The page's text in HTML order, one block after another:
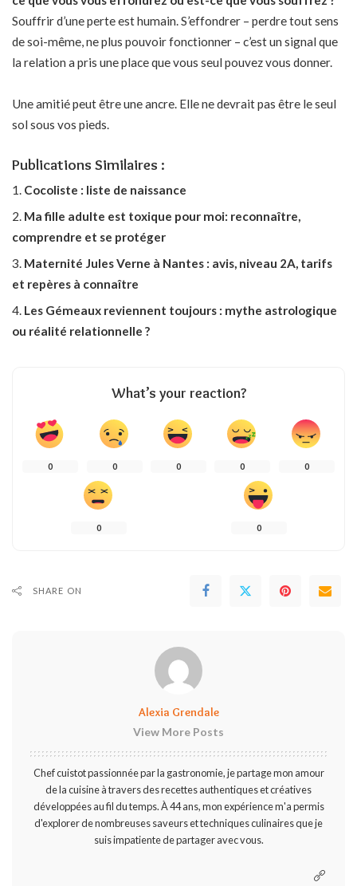
Souffrir d’une perte est humain. S’effondrer – perdre tout sens
de soi-même, ne plus pouvoir fonctionner – c’est un signal que
la relation a pris une place que vous seul pouvez vous donner.
Une amitié peut être une ancre. Elle ne devrait pas être le seul
sol sous vos pieds.
Publications Similaires :
Cocoliste : liste de naissance
Ma fille adulte est toxique pour moi: reconnaître,
comprendre et se protéger
Maternité Jules Verne à Nantes : avis, niveau 2A, tarifs
et repères à connaître
Les Gémeaux reviennent toujours : mythe astrologique
ou réalité relationnelle ?
What’s your reaction?
0 0 0 0 0
0 0
SHARE ON
Alexia Grendale
View More Posts
Chef cuistot passionnée par la gastronomie, je partage mon amour
de la cuisine à travers des recettes authentiques et créatives
développées au fil du temps. À 44 ans, mon expérience m'a permis
d'explorer de nombreuses saveurs et techniques culinaires que je
suis impatiente de partager avec vous.